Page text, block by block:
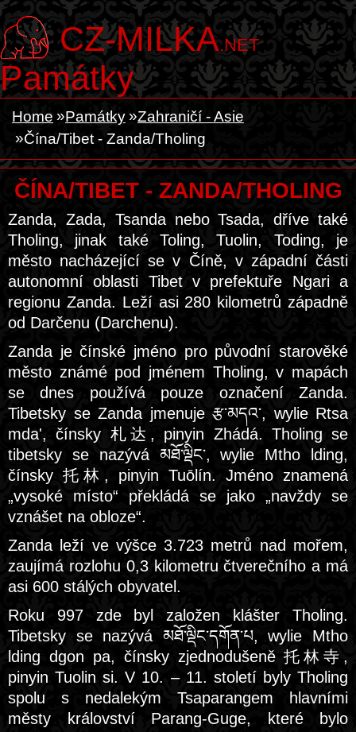
CZ-MILKA.NET
Památky
Home Památky
Zahraničí - Asie
Čína/Tibet - Zanda/Tholing
ČÍNA/TIBET - ZANDA/THOLING
Zanda, Zada, Tsanda nebo Tsada, dříve také
Tholing, jinak také Toling, Tuolin, Toding, je
město nacházející se v Číně, v západní části
autonomní oblasti Tibet v prefektuře Ngari a
regionu Zanda. Leží asi 280 kilometrů západně
od Darčenu (Darchenu).
Zanda je čínské jméno pro původní starověké
město známé pod jménem Tholing, v mapách
se dnes používá pouze označení Zanda.
Tibetsky se Zanda jmenuje རྩ་མདའ་, wylie Rtsa
mda', čínsky 札达, pinyin Zhádá. Tholing se
tibetsky se nazývá མཐོ་ལྡིང་, wylie Mtho lding,
čínsky 托林, pinyin Tuōlín. Jméno znamená
„vysoké místo“ překládá se jako „navždy se
vznášet na obloze“.
Zanda leží ve výšce 3.723 metrů nad mořem,
zaujímá rozlohu 0,3 kilometru čtverečního a má
asi 600 stálých obyvatel.
Roku 997 zde byl založen klášter Tholing.
Tibetsky se nazývá མཐོ་ལྡིང་དགོན་པ, wylie Mtho
lding dgon pa, čínsky zjednodušeně 托林寺,
pinyin Tuolin si. V 10. – 11. století byly Tholing
spolu s nedalekým Tsaparangem hlavními
městy království Parang-Guge, které bylo